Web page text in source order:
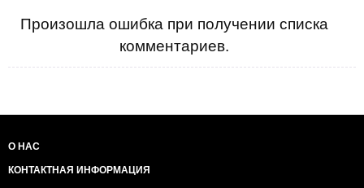
Произошла ошибка при получении списка
комментариев.
О НАС
КОНТАКТНАЯ ИНФОРМАЦИЯ